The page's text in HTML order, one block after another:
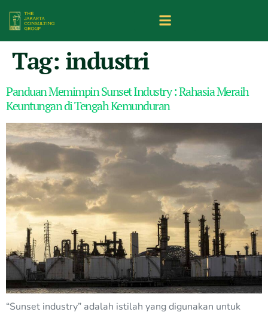
Tag: industri
Panduan Memimpin Sunset Industry : Rahasia Meraih
Keuntungan di Tengah Kemunduran
“Sunset industry” adalah istilah yang digunakan untuk